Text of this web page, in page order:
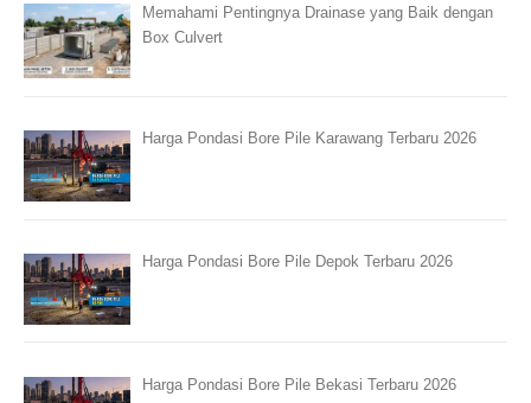
Memahami Pentingnya Drainase yang Baik dengan
Box Culvert
Harga Pondasi Bore Pile Karawang Terbaru 2026
Harga Pondasi Bore Pile Depok Terbaru 2026
Harga Pondasi Bore Pile Bekasi Terbaru 2026